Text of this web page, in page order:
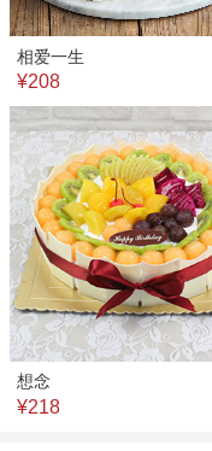
相爱一生
¥208
想念
¥218